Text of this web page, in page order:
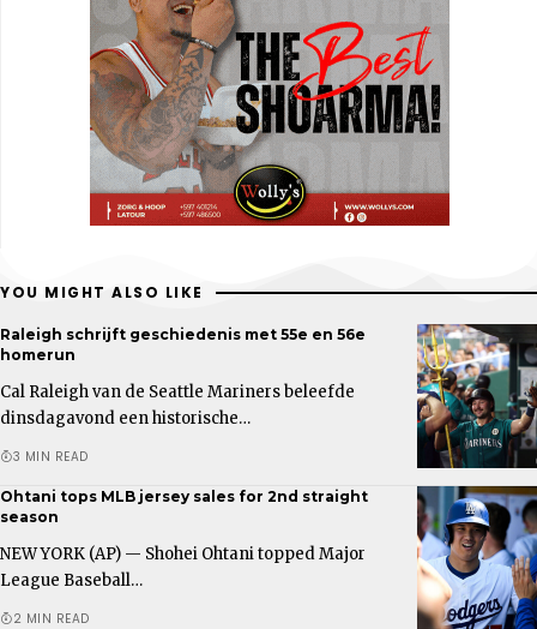
YOU MIGHT ALSO LIKE
Raleigh schrijft geschiedenis met 55e en 56e
homerun
Cal Raleigh van de Seattle Mariners beleefde
dinsdagavond een historische…
3 MIN READ
Ohtani tops MLB jersey sales for 2nd straight
season
NEW YORK (AP) — Shohei Ohtani topped Major
League Baseball…
2 MIN READ